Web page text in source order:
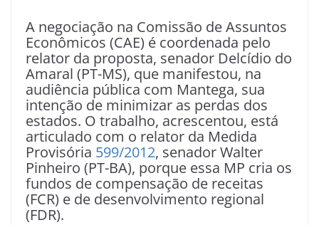
A negociação na Comissão de Assuntos
Econômicos (CAE) é coordenada pelo
relator da proposta, senador Delcídio do
Amaral (PT-MS), que manifestou, na
audiência pública com Mantega, sua
intenção de minimizar as perdas dos
estados. O trabalho, acrescentou, está
articulado com o relator da Medida
Provisória 599/2012, senador Walter
Pinheiro (PT-BA), porque essa MP cria os
fundos de compensação de receitas
(FCR) e de desenvolvimento regional
(FDR).